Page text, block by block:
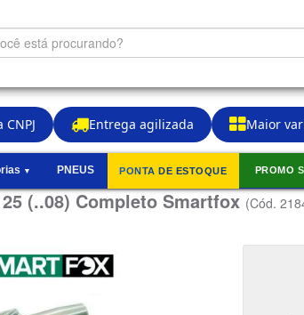
Entrega agilizada Maior
▼ PNEUS PONTA DE ESTOQUE PROMO
(..08) Completo Smartfox(Cód.